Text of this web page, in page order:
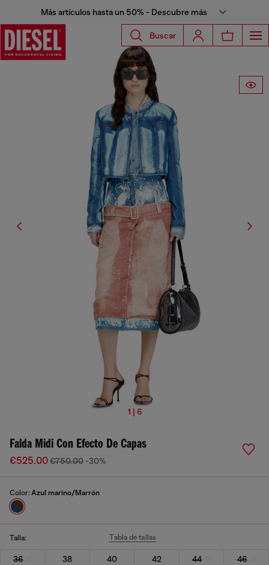
Más artículos hasta un 50% - Descubre más
Buscar
1 | 6
Falda Midi Con Efecto De Capas
€525.00€750.00 -30%
Color: Azul marino/Marrón
Talla: Tabla de tallas
36 38 40 42 44 46